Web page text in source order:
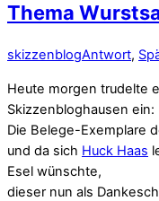
Thema
skizzenblogAntwort,
Heute morgen trudelte
Skizzenbloghausen ein:
Die Belege-Exemplare
und da sich Huck Haas
Esel wünschte,
dieser nun als